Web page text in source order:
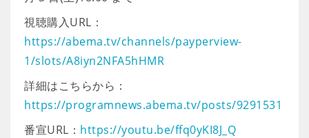
視聴購入URL：
https://abema.tv/channels/payperview-
1/slots/A8iyn2NFA5hHMR
詳細はこちらから：
https://programnews.abema.tv/posts/9291531
番宣URL： https://youtu.be/ffq0yKI8J_Q